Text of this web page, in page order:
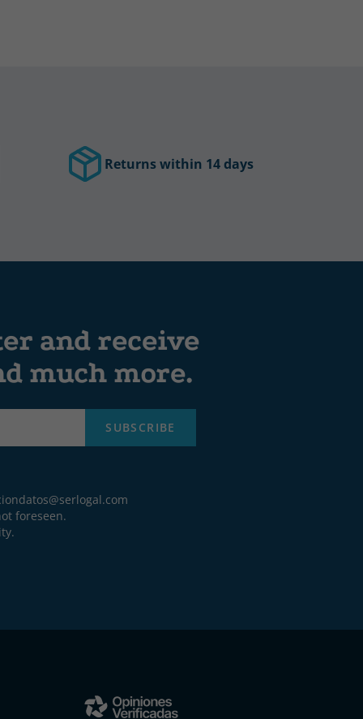
Returns within 14 days
and receive
much more.
SUBSCRIBE
foreseen.